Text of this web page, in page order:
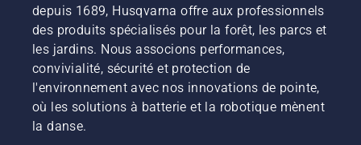
depuis 1689, Husqvarna offre aux professionnels
des produits spécialisés pour la forêt, les parcs et
les jardins. Nous associons performances,
convivialité, sécurité et protection de
l'environnement avec nos innovations de pointe,
où les solutions à batterie et la robotique mènent
la danse.